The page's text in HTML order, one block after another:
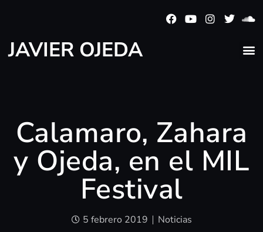
JAVIER OJEDA
Calamaro, Zahara
y Ojeda, en el MIL
Festival
5 febrero 2019 Noticias